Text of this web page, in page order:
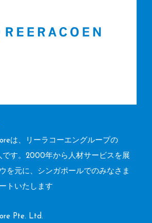
は、リーラコーエングループの
です。2000年から人材サービスを展
を元に、シンガポールでのみなさま
トいたします
Pte. Ltd.